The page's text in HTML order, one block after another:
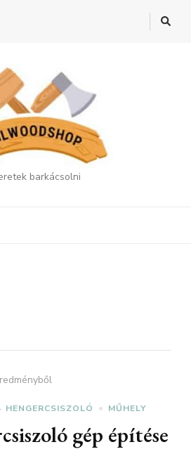
barkácsolni
HENGERCSISZOLÓ MŰHELY
gép építése